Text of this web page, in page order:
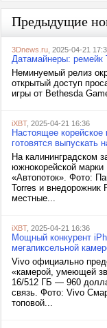
Предыдущие
3Dnews.ru , 2025-04-21
Датамайнеры: ремейк
Неминуемый релиз
открытый доступ
игры от Bethesda
iXBT, 2025-04-21 16:36
Настоящее
готовятся выпускать
На калининградском
южнокорейской марки
«Автопоток». Фото:
Torres и внедорожник
местные...
iXBT, 2025-04-21 16:36
Мощный конкурент
мегапиксельной
Vivo официально
«камерой, умеющей
16/512 ГБ — 960
связь. Фото: Vivo
топовой...